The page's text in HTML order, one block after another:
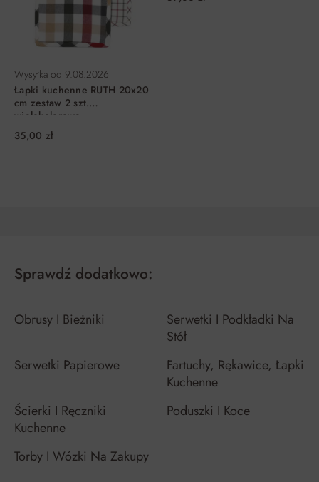
Wysyłka od 9.08.2026
Łapki kuchenne RUTH 20x20
cm zestaw 2 szt.
wielokolorowe
35,00 zł
Sprawdź dodatkowo:
Obrusy I Bieżniki
Serwetki I Podkładki Na
Stół
Serwetki Papierowe
Fartuchy, Rękawice, Łapki
Kuchenne
Ścierki I Ręczniki
Kuchenne
Poduszki I Koce
Torby I Wózki Na Zakupy